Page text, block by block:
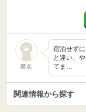
匿名
宿泊せず
と違い、
てま…
関連情報から探す